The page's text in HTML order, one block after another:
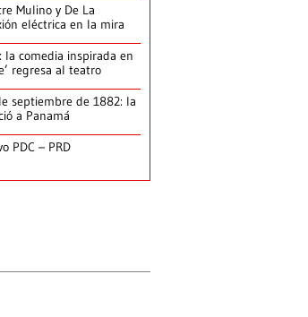
Mulino y De La
eléctrica en la mira
la comedia inspirada en
regresa al teatro
septiembre de 1882: la
a Panamá
PDC – PRD